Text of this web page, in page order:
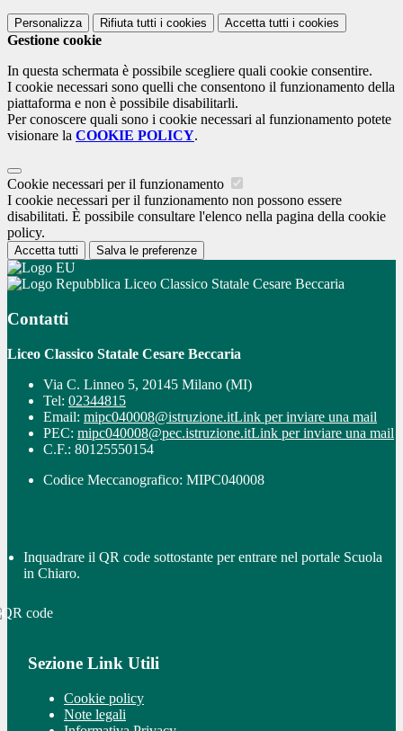
Personalizza Rifiuta tutti i cookies Accetta tutti i cookies
Gestione cookie
In questa schermata è possibile scegliere quali cookie consentire.
I cookie necessari sono quelli che consentono il funzionamento della
piattaforma e non è possibile disabilitarli.
Per conoscere quali sono i cookie necessari al funzionamento potete
visionare la COOKIE POLICY.
Cookie necessari per il funzionamento
I cookie necessari per il funzionamento non possono essere
disabilitati. È possibile consultare l'elenco nella pagina della cookie
policy.
Accetta tutti Salva le preferenze
Liceo Classico Statale Cesare Beccaria
Contatti
Liceo Classico Statale Cesare Beccaria
Via C. Linneo 5, 20145 Milano (MI)
Tel: 02344815
Email: mipc040008@istruzione.itLink per inviare una mail
PEC: mipc040008@pec.istruzione.itLink per inviare una mail
C.F.: 80125550154
Codice Meccanografico: MIPC040008
Inquadrare il QR code sottostante per entrare nel portale Scuola
in Chiaro.
Sezione Link Utili
Cookie policy
Note legali